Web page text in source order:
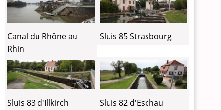
Canal du Rhône au
Rhin
Sluis 85 Strasbourg
Sluis 83 d'Illkirch
Sluis 82 d'Eschau